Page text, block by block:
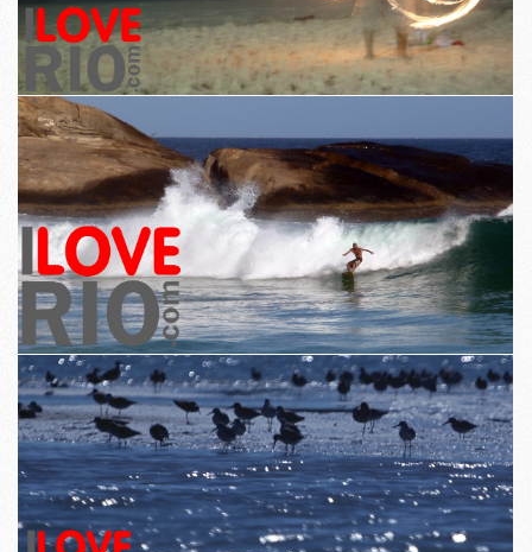
An dá imeachtaí móra agus léirithe beaga a chur i lár an aonaigh sa
Láithreán Gréasáin.
Léiríonn Íomhánna an éifeacht tírdhreacha néal Rio ar chónaitheoirí
agus do chuairteoirí.